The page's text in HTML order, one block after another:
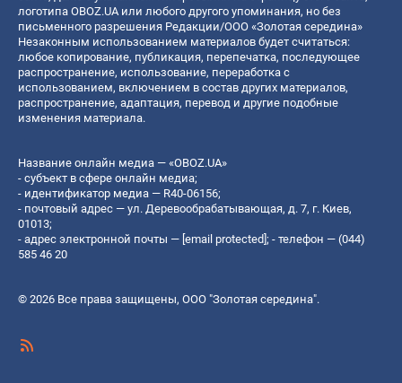
логотипа OBOZ.UA или любого другого упоминания, но без
письменного разрешения Редакции/ООО «Золотая середина»
Незаконным использованием материалов будет считаться:
любое копирование, публикация, перепечатка, последующее
распространение, использование, переработка с
использованием, включением в состав других материалов,
распространение, адаптация, перевод и другие подобные
изменения материала.
Название онлайн медиа — «OBOZ.UA»
- субъект в сфере онлайн медиа;
- идентификатор медиа — R40-06156;
- почтовый адрес — ул. Деревообрабатывающая, д. 7, г. Киев,
01013;
- адрес электронной почты — [email protected] ; - телефон — (044)
585 46 20
© 2026 Все права защищены, ООО "Золотая середина".